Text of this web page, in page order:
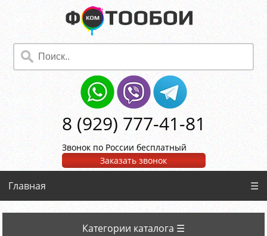
8 (929) 777-41-81
Звонок по России бесплатный
Заказать звонок
Главная ☰
Категории каталога ☰